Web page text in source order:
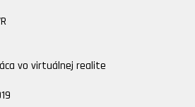
vo virtuálnej realite